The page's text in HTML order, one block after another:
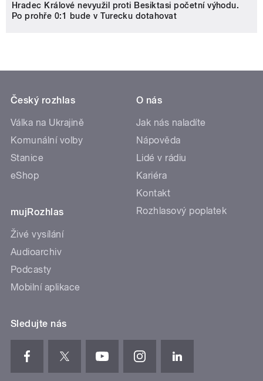
Hradec Králové nevyužil proti Besiktasi početní výhodu.
Po prohře 0:1 bude v Turecku dotahovat
Český rozhlas
Válka na Ukrajině
Komunální volby
Stanice
eShop
mujRozhlas
Živé vysílání
Audioarchiv
Podcasty
Mobilní aplikace
O nás
Jak nás naladíte
Nápověda
Lidé v rádiu
Kariéra
Kontakt
Rozhlasový poplatek
Sledujte nás